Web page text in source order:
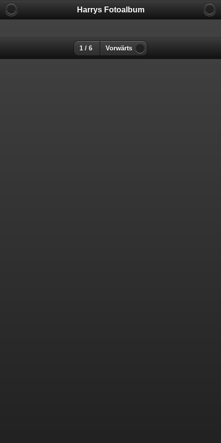
Harrys Fotoalbum
1 / 6 Vorwärts